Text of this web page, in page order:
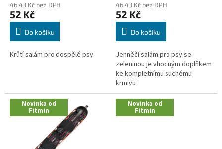
46,43 Kč bez DPH
52 Kč
Do košíku
Krůtí salám pro dospělé psy
46,43 Kč bez DPH
52 Kč
Do košíku
Jehněčí salám pro psy se
zeleninou je vhodným doplňkem
ke kompletnímu suchému
krmivu
Novinka od
Fitmin
Novinka od
Fitmin